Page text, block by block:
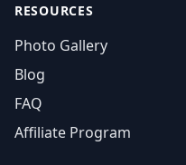
RESOURCES
Photo Gallery
Blog
FAQ
Affiliate Program